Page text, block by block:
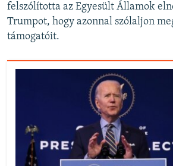
felszólította az Egyesült Államok
Trumpot, hogy azonnal szólaljon
támogatóit.